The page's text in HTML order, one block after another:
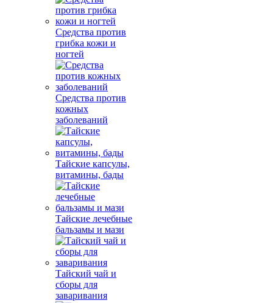
Средства против
грибка кожи и
ногтей
Средства против
кожных
заболеваний
Тайские капсулы,
витамины, бады
Тайские лечебные
бальзамы и мази
Тайский чай и
сборы для
заваривания